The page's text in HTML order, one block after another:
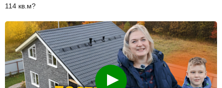
114 кв.м?
Смотреть